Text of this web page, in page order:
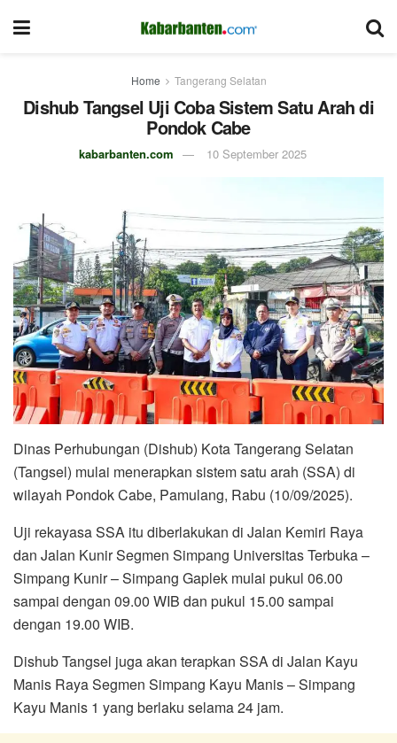
Home Tangerang Selatan
Dishub Tangsel Uji Coba Sistem Satu Arah di
Pondok Cabe
kabarbanten.com 10 September 2025
Dinas Perhubungan (Dishub) Kota Tangerang Selatan
(Tangsel) mulai menerapkan sistem satu arah (SSA) di
wilayah Pondok Cabe, Pamulang, Rabu (10/09/2025).
Uji rekayasa SSA itu diberlakukan di Jalan Kemiri Raya
dan Jalan Kunir Segmen Simpang Universitas Terbuka –
Simpang Kunir – Simpang Gaplek mulai pukul 06.00
sampai dengan 09.00 WIB dan pukul 15.00 sampai
dengan 19.00 WIB.
Dishub Tangsel juga akan terapkan SSA di Jalan Kayu
Manis Raya Segmen Simpang Kayu Manis – Simpang
Kayu Manis 1 yang berlaku selama 24 jam.